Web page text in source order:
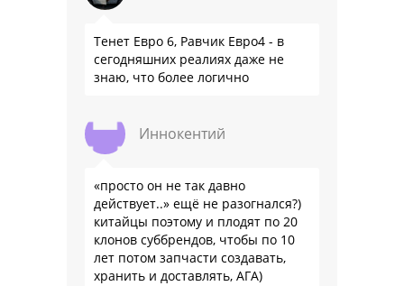
Тенет Евро 6, Равчик Евро4 - в
сегодняшних реалиях даже не
знаю, что более логично
Иннокентий
«просто он не так давно
действует..» ещё не разогнался?)
китайцы поэтому и плодят по 20
клонов суббрендов, чтобы по 10
лет потом запчасти создавать,
хранить и доставлять, АГА)